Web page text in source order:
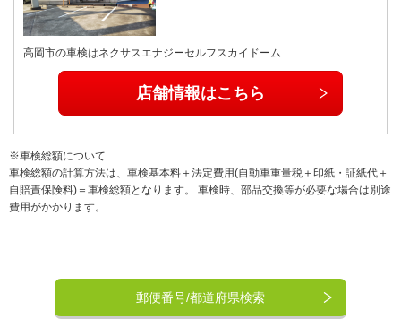
高岡市の車検はネクサスエナジーセルフスカイドーム
店舗情報はこちら
※車検総額について
車検総額の計算方法は、車検基本料＋法定費用(自動車重量税＋印紙・証紙代＋
自賠責保険料)＝車検総額となります。 車検時、部品交換等が必要な場合は別途
費用がかかります。
郵便番号/都道府県検索